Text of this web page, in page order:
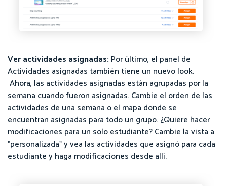
Ver actividades asignadas: Por último, el panel de
Actividades asignadas también tiene un nuevo look.
Ahora, las actividades asignadas están agrupadas por la
semana cuando fueron asignadas. Cambie el orden de las
actividades de una semana o el mapa donde se
encuentran asignadas para todo un grupo. ¿Quiere hacer
modificaciones para un solo estudiante? Cambie la vista a
"personalizada" y vea las actividades que asignó para cada
estudiante y haga modificaciones desde allí.